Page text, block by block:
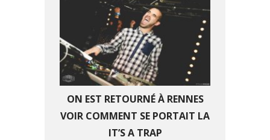
ON EST RETOURNÉ À RENNES
VOIR COMMENT SE PORTAIT LA
IT’S A TRAP